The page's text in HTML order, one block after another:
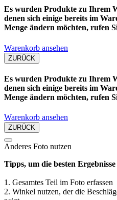
Es wurden Produkte zu Ihrem
denen sich einige bereits im
Menge ändern möchten, rufen
Warenkorb ansehen
ZURÜCK
Es wurden Produkte zu Ihrem
denen sich einige bereits im
Menge ändern möchten, rufen
Warenkorb ansehen
ZURÜCK
Anderes Foto nutzen
Tipps, um die besten
1. Gesamtes Teil im Foto erfassen
2. Winkel nutzen, der die